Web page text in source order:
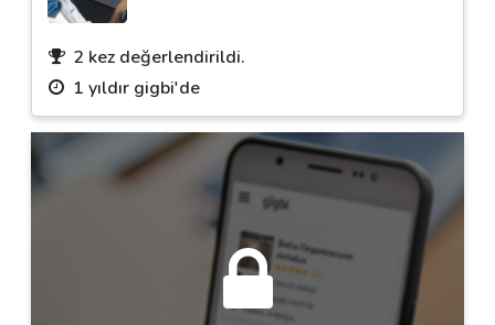
2 kez değerlendirildi.
1 yıldır gigbi'de